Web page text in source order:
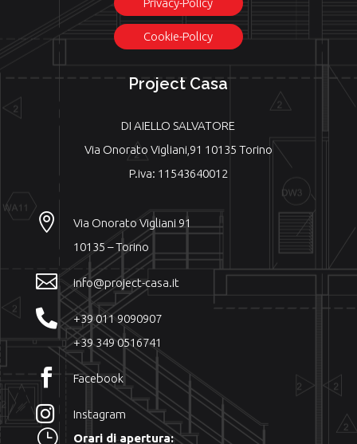
Cookie-Policy
Project Casa
DI AIELLO SALVATORE
Via Onorato Vigliani,91 10135 Torino
P.iva: 11543640012

Via Onorato Vigliani 91
10135 – Torino
 info@project-casa.it

+39 011 9090907
+39 349 0516741
 Facebook
 Instagram
} Orari di apertura: